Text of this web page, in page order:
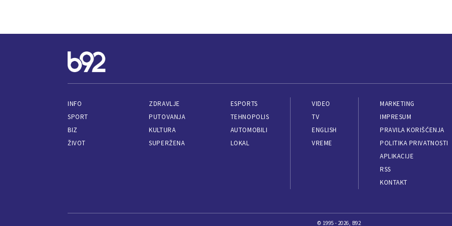
INFO
SPORT
BIZ
ŽIVOT
ZDRAVLJE
PUTOVANJA
KULTURA
SUPERŽENA
ESPORTS
TEHNOPOLIS
AUTOMOBILI
LOKAL
VIDEO
TV
ENGLISH
VREME
MARKETING
IMPRESUM
PRAVILA KORIŠĆENJA
POLITIKA PRIVATNOSTI
APLIKACIJE
RSS
KONTAKT
© 1995 - 2026, B92